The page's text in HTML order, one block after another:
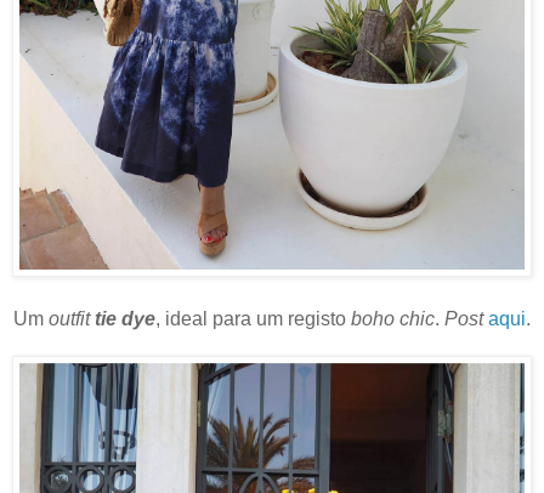
Um outfit tie dye, ideal para um registo boho chic. Postaqui.